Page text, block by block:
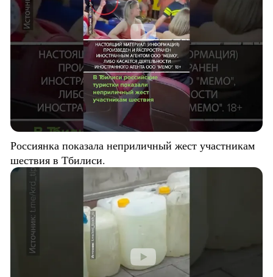
Россиянка показала неприличный жест участникам
шествия в Тбилиси.